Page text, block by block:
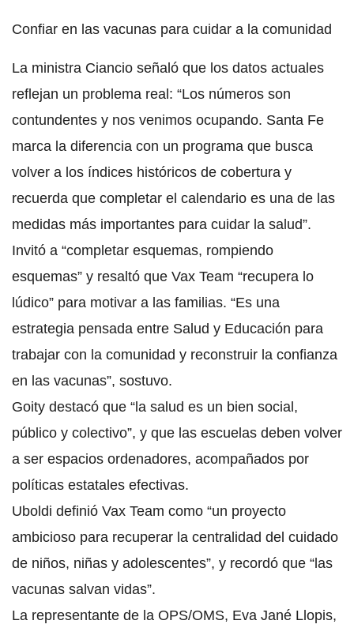
Confiar en las vacunas para cuidar a la comunidad
La ministra Ciancio señaló que los datos actuales
reflejan un problema real: “Los números son
contundentes y nos venimos ocupando. Santa Fe
marca la diferencia con un programa que busca
volver a los índices históricos de cobertura y
recuerda que completar el calendario es una de las
medidas más importantes para cuidar la salud”.
Invitó a “completar esquemas, rompiendo
esquemas” y resaltó que Vax Team “recupera lo
lúdico” para motivar a las familias. “Es una
estrategia pensada entre Salud y Educación para
trabajar con la comunidad y reconstruir la confianza
en las vacunas”, sostuvo.
Goity destacó que “la salud es un bien social,
público y colectivo”, y que las escuelas deben volver
a ser espacios ordenadores, acompañados por
políticas estatales efectivas.
Uboldi definió Vax Team como “un proyecto
ambicioso para recuperar la centralidad del cuidado
de niños, niñas y adolescentes”, y recordó que “las
vacunas salvan vidas”.
La representante de la OPS/OMS, Eva Jané Llopis,